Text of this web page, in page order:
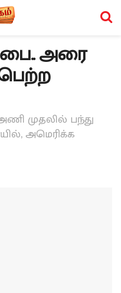
அரை
பெற்ற
முதலில் பந்து
அமெரிக்க